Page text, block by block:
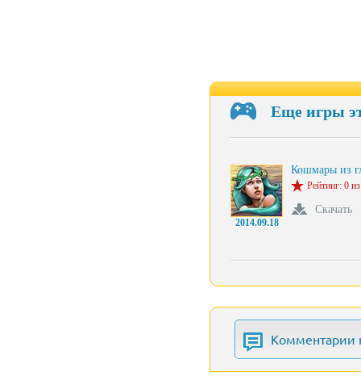
Еще игры
2014.09.18
Кошмары из
Рейтинг: 0
Скачать
Комментарии